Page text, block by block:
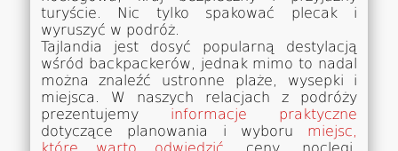
turyście. Nic tylko spakować plecak i
wyruszyć w podróż.
Tajlandia jest dosyć popularną destylacją
wśród backpackerów, jednak mimo to nadal
można znaleźć ustronne plaże, wysepki i
miejsca. W naszych relacjach z podróży
prezentujemy informacje praktyczne
dotyczące planowania i wyboru miejsc,